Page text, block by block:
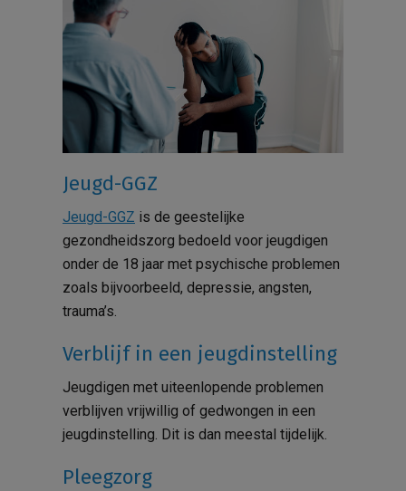
Jeugd-GGZ
Jeugd-GGZ is de geestelijke
gezondheidszorg bedoeld voor jeugdigen
onder de 18 jaar met psychische problemen
zoals bijvoorbeeld, depressie, angsten,
trauma’s.
Verblijf in een jeugdinstelling
Jeugdigen met uiteenlopende problemen
verblijven vrijwillig of gedwongen in een
jeugdinstelling. Dit is dan meestal tijdelijk.
Pleegzorg